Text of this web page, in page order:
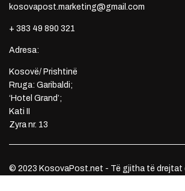
kosovapost.marketing@gmail.com
+ 383 49 890 321
Adresa:
Kosovë/ Prishtinë
Rruga: Garibaldi;
‘Hotel Grand’;
Kati II
Zyra nr. 13
© 2023 KosovaPost.net - Të gjitha të drejtat